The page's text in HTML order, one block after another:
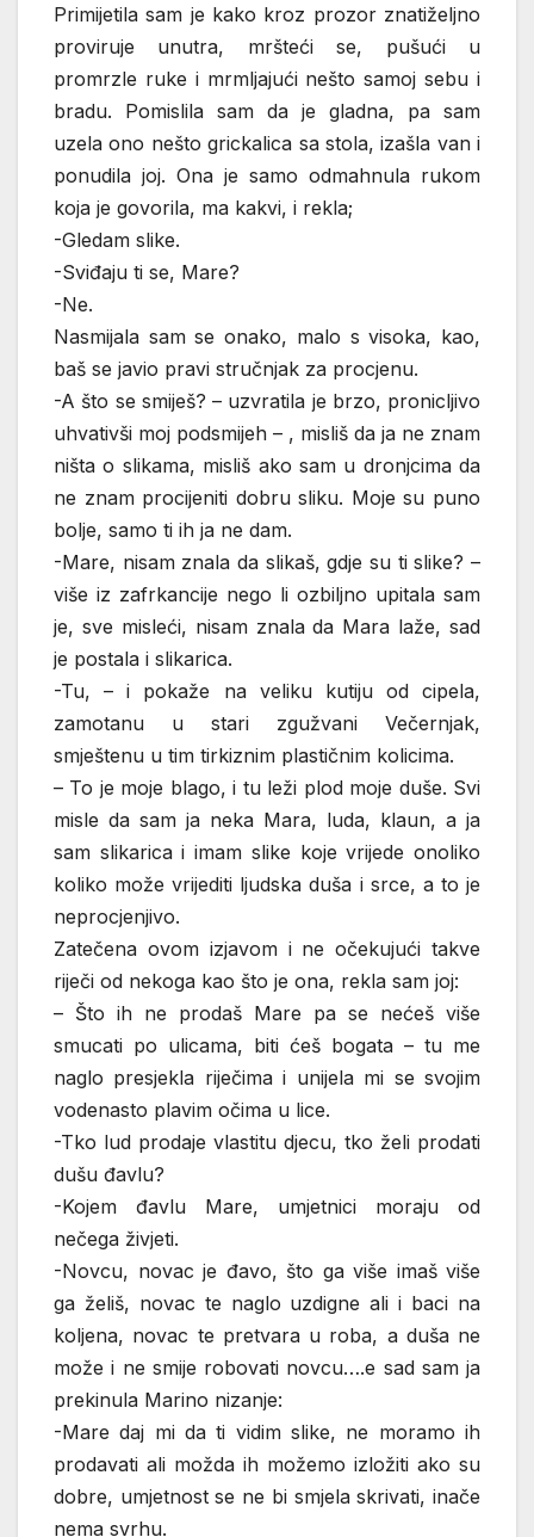
Primijetila sam je kako kroz prozor znatiželjno
proviruje unutra, mršteći se, pušući u
promrzle ruke i mrmljajući nešto samoj sebu i
bradu. Pomislila sam da je gladna, pa sam
uzela ono nešto grickalica sa stola, izašla van i
ponudila joj. Ona je samo odmahnula rukom
koja je govorila, ma kakvi, i rekla;
-Gledam slike.
-Sviđaju ti se, Mare?
-Ne.
Nasmijala sam se onako, malo s visoka, kao,
baš se javio pravi stručnjak za procjenu.
-A što se smiješ? – uzvratila je brzo, pronicljivo
uhvativši moj podsmijeh – , misliš da ja ne znam
ništa o slikama, misliš ako sam u dronjcima da
ne znam procijeniti dobru sliku. Moje su puno
bolje, samo ti ih ja ne dam.
-Mare, nisam znala da slikaš, gdje su ti slike? –
više iz zafrkancije nego li ozbiljno upitala sam
je, sve misleći, nisam znala da Mara laže, sad
je postala i slikarica.
-Tu, – i pokaže na veliku kutiju od cipela,
zamotanu u stari zgužvani Večernjak,
smještenu u tim tirkiznim plastičnim kolicima.
– To je moje blago, i tu leži plod moje duše. Svi
misle da sam ja neka Mara, luda, klaun, a ja
sam slikarica i imam slike koje vrijede onoliko
koliko može vrijediti ljudska duša i srce, a to je
neprocjenjivo.
Zatečena ovom izjavom i ne očekujući takve
riječi od nekoga kao što je ona, rekla sam joj:
– Što ih ne prodaš Mare pa se nećeš više
smucati po ulicama, biti ćeš bogata – tu me
naglo presjekla riječima i unijela mi se svojim
vodenasto plavim očima u lice.
-Tko lud prodaje vlastitu djecu, tko želi prodati
dušu đavlu?
-Kojem đavlu Mare, umjetnici moraju od
nečega živjeti.
-Novcu, novac je đavo, što ga više imaš više
ga želiš, novac te naglo uzdigne ali i baci na
koljena, novac te pretvara u roba, a duša ne
može i ne smije robovati novcu….e sad sam ja
prekinula Marino nizanje:
-Mare daj mi da ti vidim slike, ne moramo ih
prodavati ali možda ih možemo izložiti ako su
dobre, umjetnost se ne bi smjela skrivati, inače
nema svrhu.